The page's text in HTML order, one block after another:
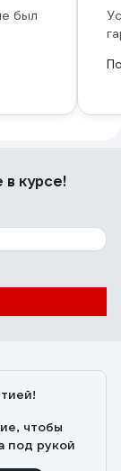
был
в курсе!
чтобы
под рукой